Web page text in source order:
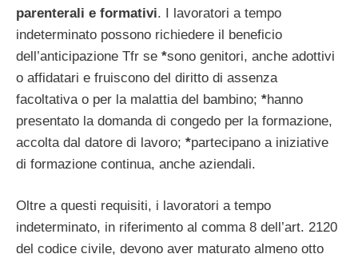
parenterali e formativi. I lavoratori a tempo
indeterminato possono richiedere il beneficio
dell’anticipazione Tfr se *sono genitori, anche adottivi
o affidatari e fruiscono del diritto di assenza
facoltativa o per la malattia del bambino; *hanno
presentato la domanda di congedo per la formazione,
accolta dal datore di lavoro; *partecipano a iniziative
di formazione continua, anche aziendali.
Oltre a questi requisiti, i lavoratori a tempo
indeterminato, in riferimento al comma 8 dell’art. 2120
del codice civile, devono aver maturato almeno otto